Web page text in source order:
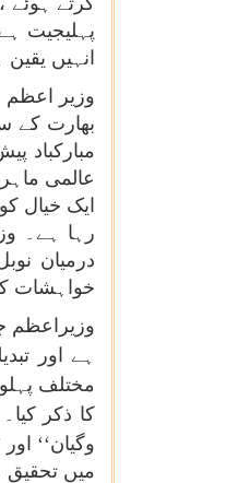
پہلیجیت
انہیں
وزیر اعظم
بھارت کے
مبارکباد
عالمی
ایک خیال
رہا ہے۔
درمیان
خواہشات
وزیراعظم
ہے اور
مختلف
کا ذکر
وگیان‘‘
میں تحقیق